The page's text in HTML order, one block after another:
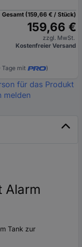
Gesamt (159,66 € / Stück)
159,66 €
zzgl. MwSt.
Kostenfreier Versand
Tage mit
)
für das Produkt
melden
Alarm
Tank zur